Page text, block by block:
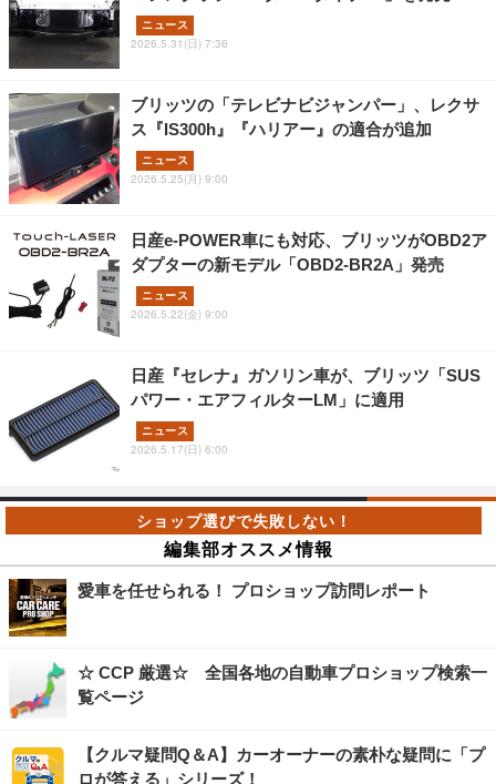
ニュース
2026.5.31(日) 7:36
ブリッツの「テレビナビジャンパー」、レクサ
ス『IS300h』『ハリアー』の適合が追加
ニュース
2026.5.25(月) 9:00
日産e-POWER車にも対応、ブリッツがOBD2ア
ダプターの新モデル「OBD2-BR2A」発売
ニュース
2026.5.22(金) 9:00
日産『セレナ』ガソリン車が、ブリッツ「SUS
パワー・エアフィルターLM」に適用
ニュース
2026.5.17(日) 6:00
編集部オススメ情報
愛車を任せられる！ プロショップ訪問レポート
☆ CCP 厳選☆ 全国各地の自動車プロショップ検索一
覧ページ
【クルマ疑問Q＆A】カーオーナーの素朴な疑問に「プ
ロが答える」シリーズ！